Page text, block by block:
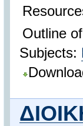
Outline
Subjects: